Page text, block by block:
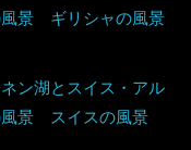
風景 ギリシャの風景
ン湖とスイス・アル
風景 スイスの風景